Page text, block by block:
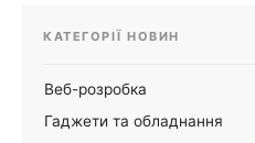
КАТЕГОРІЇ НОВИН
Веб-розробка
Гаджети та обладнання